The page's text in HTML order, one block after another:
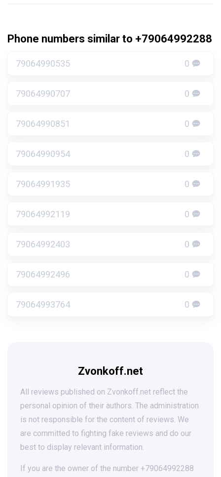
Phone numbers similar to +79064992288
79064990535 0
79064990707 0
79064990851 0
79064990954 0
79064991935 0
79064992119 0
79064992403 0
79064992496 0
79064993764 0
Zvonkoff.net
All reviews published on Zvonkoff.net reflect the
personal opinion of their authors. The administration
is not responsible for the content of reviews. We
are committed to fighting fake reviews and do our
best to display relevant information.
If you are the owner of the number +79064992288